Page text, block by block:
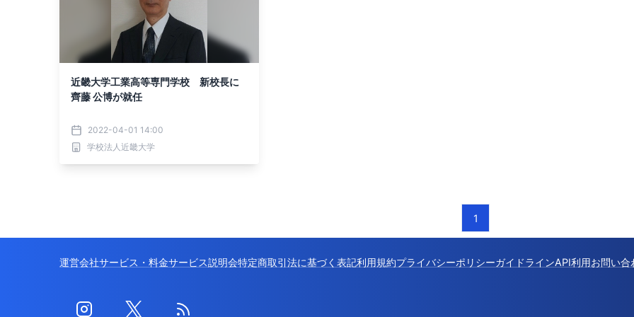
近畿大学工業高等専門学校 新校長に
齊藤 公博が就任
2022-04-01 14:00
学校法人近畿大学
1
運営会社サービス・料金サービス説明会特定商取引法に基づく表記利用規約プライバシーポリシーガイドラインAPI利用お問い合